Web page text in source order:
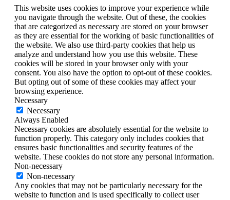
This website uses cookies to improve your experience while
you navigate through the website. Out of these, the cookies
that are categorized as necessary are stored on your browser
as they are essential for the working of basic functionalities of
the website. We also use third-party cookies that help us
analyze and understand how you use this website. These
cookies will be stored in your browser only with your
consent. You also have the option to opt-out of these cookies.
But opting out of some of these cookies may affect your
browsing experience.
Necessary
Necessary
Always Enabled
Necessary cookies are absolutely essential for the website to
function properly. This category only includes cookies that
ensures basic functionalities and security features of the
website. These cookies do not store any personal information.
Non-necessary
Non-necessary
Any cookies that may not be particularly necessary for the
website to function and is used specifically to collect user